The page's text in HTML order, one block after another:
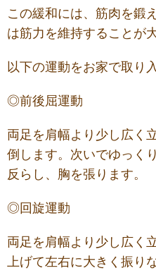
この緩和には、筋肉を鍛
は筋力を維持することが
以下の運動をお家で取り
◎前後屈運動
両足を肩幅より少し広く
倒します。次いでゆっく
反らし、胸を張ります。
◎回旋運動
両足を肩幅より少し広く
上げて左右に大きく振り